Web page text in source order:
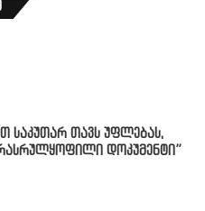
საკუთარ თავს უფლებას,
დოკუმენტი”